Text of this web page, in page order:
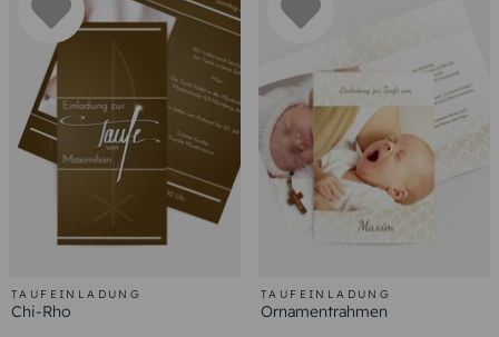
TAUFEINLADUNG
Chi-Rho
TAUFEINLADUNG
Ornamentrahmen